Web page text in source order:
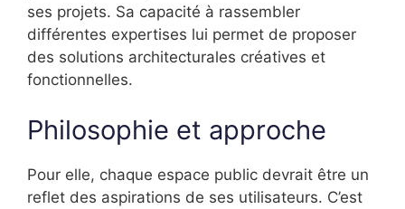
ses projets. Sa capacité à rassembler
différentes expertises lui permet de proposer
des solutions architecturales créatives et
fonctionnelles.
Philosophie et approche
Pour elle, chaque espace public devrait être un
reflet des aspirations de ses utilisateurs. C’est